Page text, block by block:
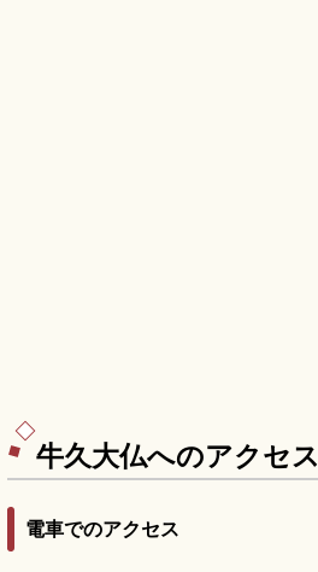
牛久大仏へのアクセス
電車でのアクセス